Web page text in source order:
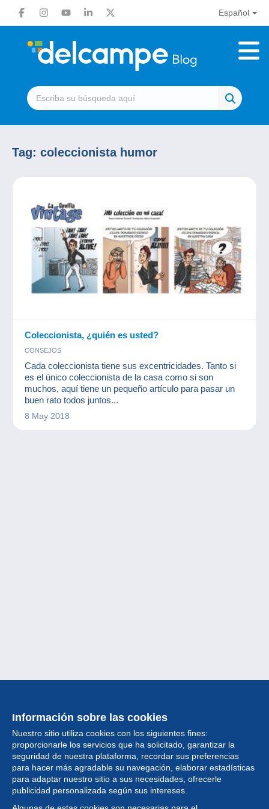
Español
Tag: coleccionista humor
Coleccionista, ¿quién es usted?
CONSEJOS
Cada coleccionista tiene sus excentricidades. Tanto si
es el único coleccionista de la casa como si son
muchos, aquí tiene un pequeño artículo para pasar un
buen rato todos juntos...
8 May 2018
Información sobre las cookies
Nuestro sitio utiliza cookies con los siguientes fines:
proporcionarle los servicios que ha solicitado, garantizar la
seguridad de nuestra plataforma, recordar sus preferencias
para hacer más agradable su navegación, elaborar estadísticas
para adaptar nuestro sitio a sus necesidades, ofrecerle
publicidad personalizada según sus intereses.
Colección